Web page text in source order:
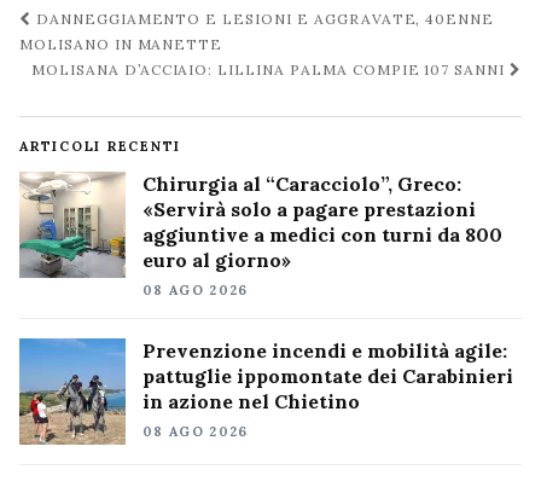
Navigazione
post
DANNEGGIAMENTO E LESIONI E AGGRAVATE, 40ENNE
MOLISANO IN MANETTE
MOLISANA D’ACCIAIO: LILLINA PALMA COMPIE 107 SANNI
ARTICOLI RECENTI
Chirurgia al “Caracciolo”, Greco:
«Servirà solo a pagare prestazioni
aggiuntive a medici con turni da 800
euro al giorno»
08 AGO 2026
Prevenzione incendi e mobilità agile:
pattuglie ippomontate dei Carabinieri
in azione nel Chietino
08 AGO 2026